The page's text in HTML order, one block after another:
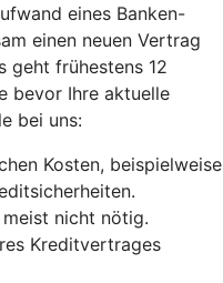
eines Banken-
einen neuen Vertrag
geht frühestens 12
bevor Ihre aktuelle
bei uns:
Kosten, beispielweise
nicht nötig.
Kreditvertrages